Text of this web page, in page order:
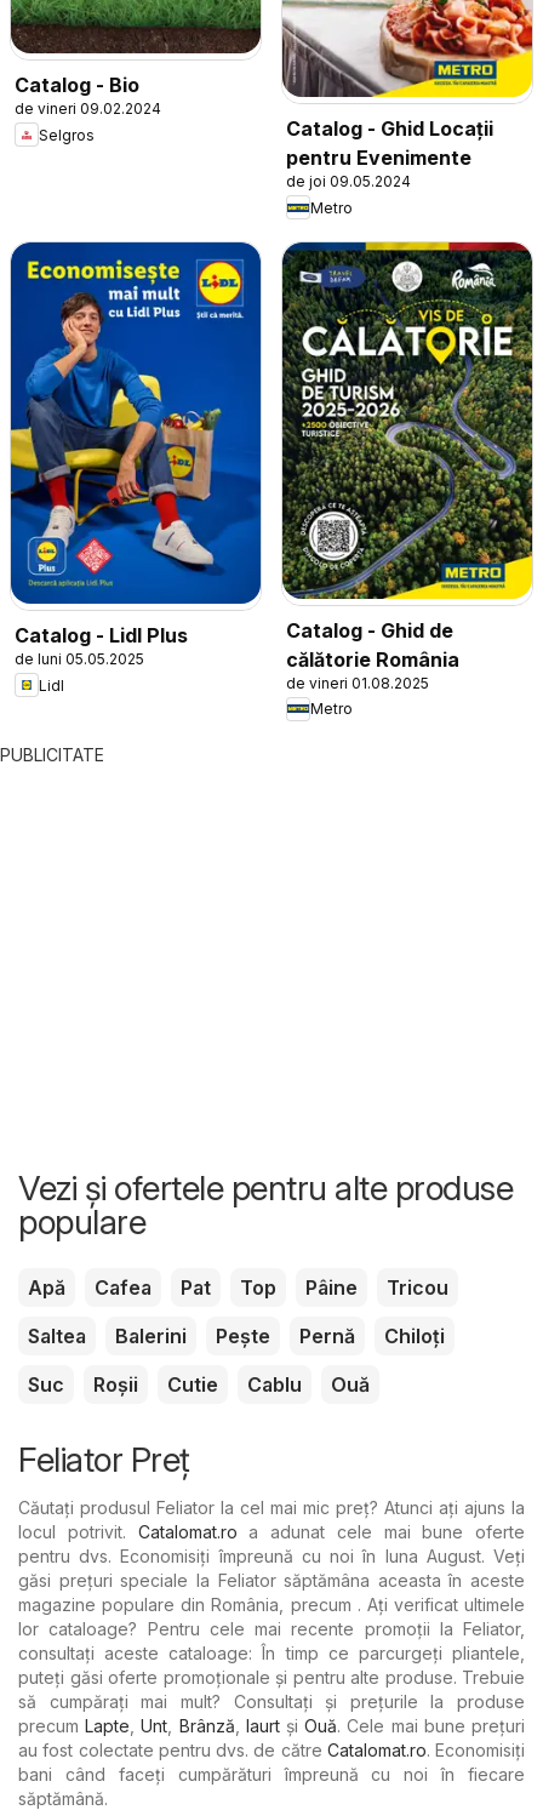
Catalog - Bio
de vineri 09.02.2024
Selgros
Catalog - Ghid Locații
pentru Evenimente
de joi 09.05.2024
Metro
Catalog - Lidl Plus
de luni 05.05.2025
Lidl
Catalog - Ghid de
călătorie România
de vineri 01.08.2025
Metro
PUBLICITATE
Vezi și ofertele pentru alte produse
populare
Apă Cafea Pat Top Pâine
Tricou
Saltea
Balerini Pește Pernă
Chiloți
Suc
Roșii Cutie Cablu Ouă
Feliator Preț
Căutați produsul Feliator la cel mai mic preț? Atunci ați ajuns la
locul potrivit. Catalomat.ro a adunat cele mai bune oferte
pentru dvs. Economisiți împreună cu noi în luna August. Veți
găsi prețuri speciale la Feliator săptămâna aceasta în aceste
magazine populare din România, precum . Ați verificat ultimele
lor cataloage? Pentru cele mai recente promoții la Feliator,
consultați aceste cataloage: În timp ce parcurgeți pliantele,
puteți găsi oferte promoționale și pentru alte produse. Trebuie
să cumpărați mai mult? Consultați și prețurile la produse
precumLapte ,Unt Brânză IaurtşiOuă. Cele mai bune prețuri
au fost colectate pentru dvs. de către Catalomat.ro. Economisiți
bani când faceți cumpărături împreună cu noi în fiecare
săptămână.